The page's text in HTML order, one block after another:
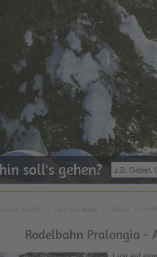
soll's gehen?
Rodelbahn Pralongia -